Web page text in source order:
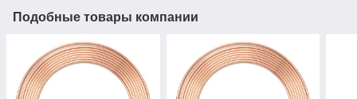
Подобные товары компании